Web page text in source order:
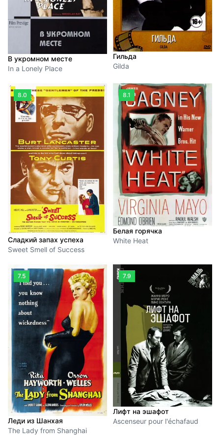
В укромном месте
In a Lonely Place
Гильда
Gilda
8.0
Сладкий запах успеха
Sweet Smell of Success
8.1
Белая горячка
White Heat
7.5
Леди из Шанхая
The Lady from Shanghai
7.9
Лифт на эшафот
Ascenseur pour l'échafaud